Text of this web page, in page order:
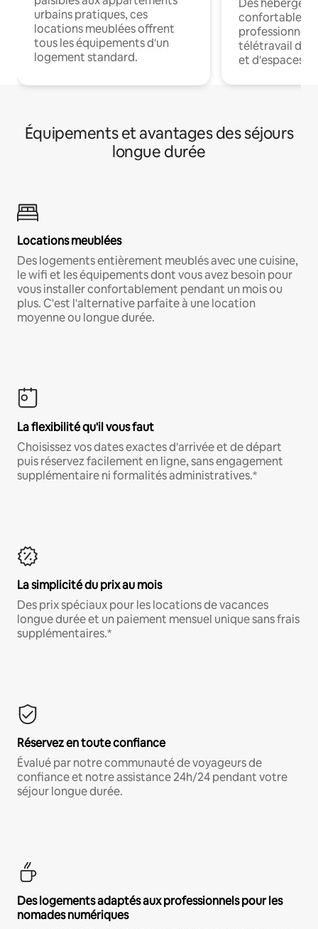
urbains pratiques, ces
locations meublées offrent
tous les équipements d'un
logement standard.
confortables
professionnels
télétravail
et d'espaces
Équipements et avantages des séjours
longue durée
Locations meublées
Des logements entièrement meublés avec une cuisine,
le wifi et les équipements dont vous avez besoin pour
vous installer confortablement pendant un mois ou
plus. C'est l'alternative parfaite à une location
moyenne ou longue durée.
La flexibilité qu'il vous faut
Choisissez vos dates exactes d'arrivée et de départ
puis réservez facilement en ligne, sans engagement
supplémentaire ni formalités administratives.*
La simplicité du prix au mois
Des prix spéciaux pour les locations de vacances
longue durée et un paiement mensuel unique sans frais
supplémentaires.*
Réservez en toute confiance
Évalué par notre communauté de voyageurs de
confiance et notre assistance 24h/24 pendant votre
séjour longue durée.
Des logements adaptés aux professionnels pour les
nomades numériques